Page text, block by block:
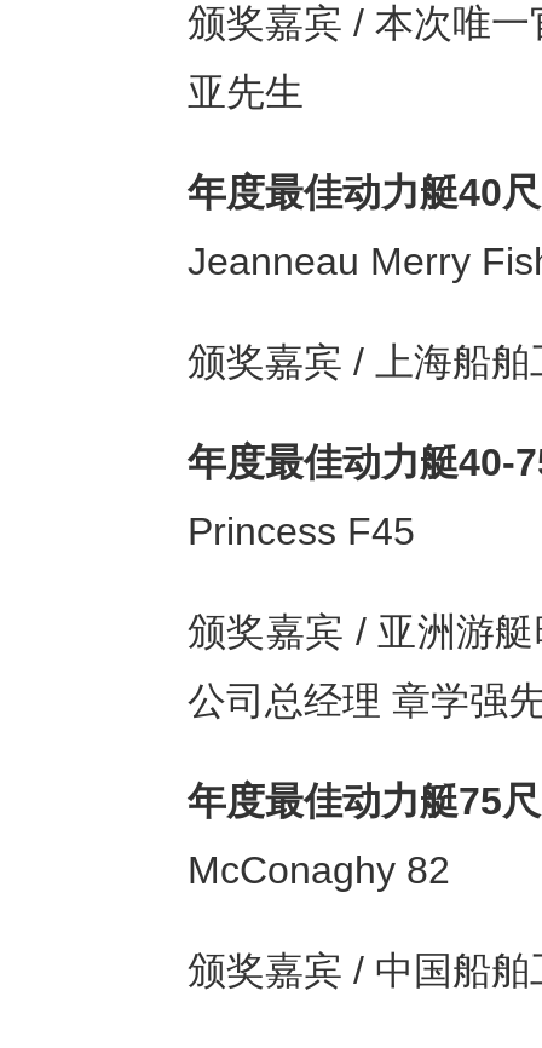
颁奖嘉宾 / 本次唯
亚先生
年度最佳动⼒艇40
Jeanneau Merry
颁奖嘉宾 / 上海船
年度最佳动⼒艇40-
Princess F45
颁奖嘉宾 / 亚洲游
公司总经理 章学强
年度最佳动⼒艇75
McConaghy 82
颁奖嘉宾 / 中国船